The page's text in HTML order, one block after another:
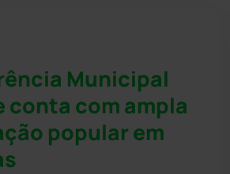
Municipal
conta com ampla
popular em